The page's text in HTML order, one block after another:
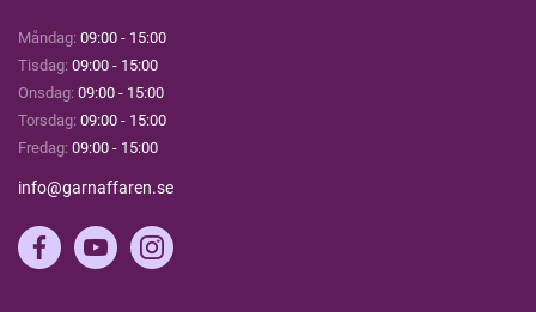
Måndag: 09:00 - 15:00
Tisdag: 09:00 - 15:00
Onsdag: 09:00 - 15:00
Torsdag: 09:00 - 15:00
Fredag: 09:00 - 15:00
info@garnaffaren.se